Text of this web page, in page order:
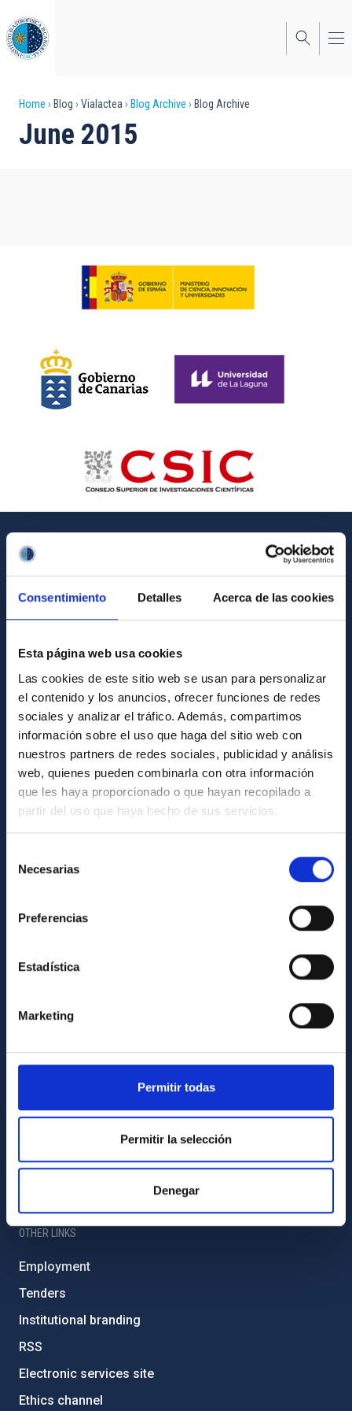
Consentimiento Detalles Acerca de las cookies
Esta página web usa cookies
Las cookies de este sitio web se usan para personalizar
el contenido y los anuncios, ofrecer funciones de redes
sociales y analizar el tráfico. Además, compartimos
información sobre el uso que haga del sitio web con
nuestros partners de redes sociales, publicidad y análisis
web, quienes pueden combinarla con otra información
que les haya proporcionado o que hayan recopilado a
partir del uso que haya hecho de sus servicios.
Necesarias
Preferencias
Estadística
Marketing
Permitir todas
Permitir la selección
Denegar
to
main
content
Breadcrumb
Home Blog Vialactea Blog Archive Blog Archive
June 2015
GENERAL INFORMATION
Contact
How to get to the IAC
List of personnel
Library
General register
ABOUT THE IAC
Legislation
Transparency
Environment and Sustainability
External funding
IAC Friends
IAC PORTAL
Privacy policy
Cookies policy
OTHER LINKS
Employment
Tenders
Institutional branding
RSS
Electronic services site
Ethics channel